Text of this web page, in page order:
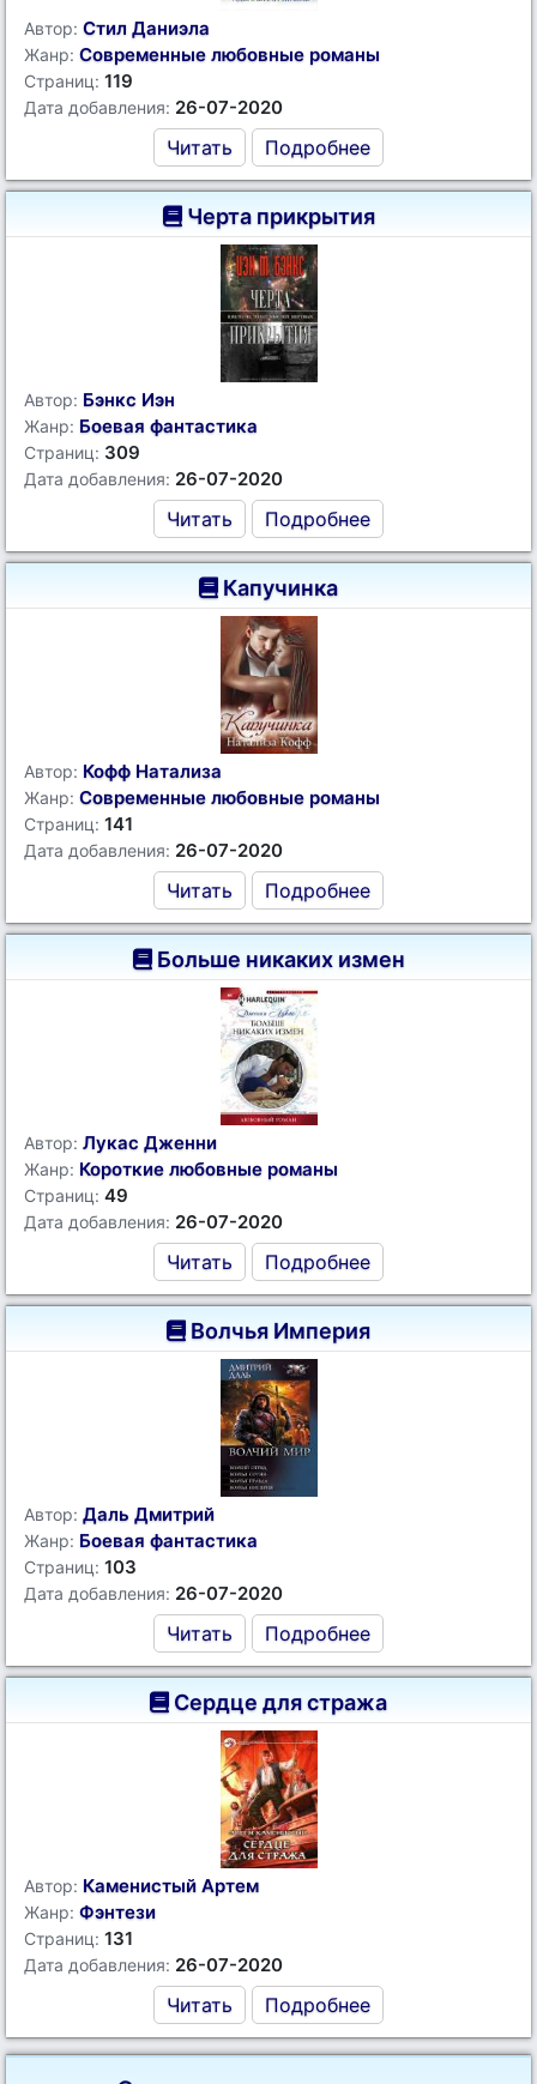
Автор: Стил Даниэла
Жанр: Современные любовные романы
Страниц: 119
Дата добавления: 26-07-2020
Читать Подробнее
Черта прикрытия
Автор: Бэнкс Иэн
Жанр: Боевая фантастика
Страниц: 309
Дата добавления: 26-07-2020
Читать Подробнее
Капучинка
Автор: Кофф Натализа
Жанр: Современные любовные романы
Страниц: 141
Дата добавления: 26-07-2020
Читать Подробнее
Больше никаких измен
Автор: Лукас Дженни
Жанр: Короткие любовные романы
Страниц: 49
Дата добавления: 26-07-2020
Читать Подробнее
Волчья Империя
Автор: Даль Дмитрий
Жанр: Боевая фантастика
Страниц: 103
Дата добавления: 26-07-2020
Читать Подробнее
Сердце для стража
Автор: Каменистый Артем
Жанр: Фэнтези
Страниц: 131
Дата добавления: 26-07-2020
Читать Подробнее